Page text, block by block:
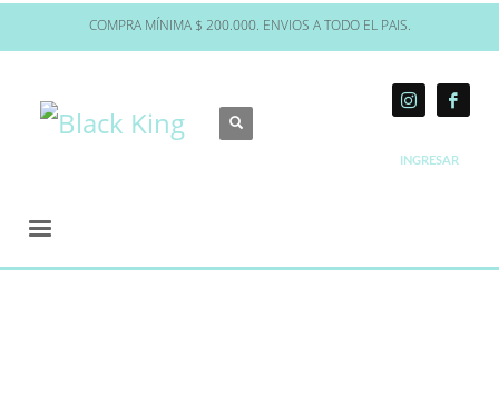
COMPRA MÍNIMA $ 200.000. ENVIOS A TODO EL PAIS.
INGRESAR